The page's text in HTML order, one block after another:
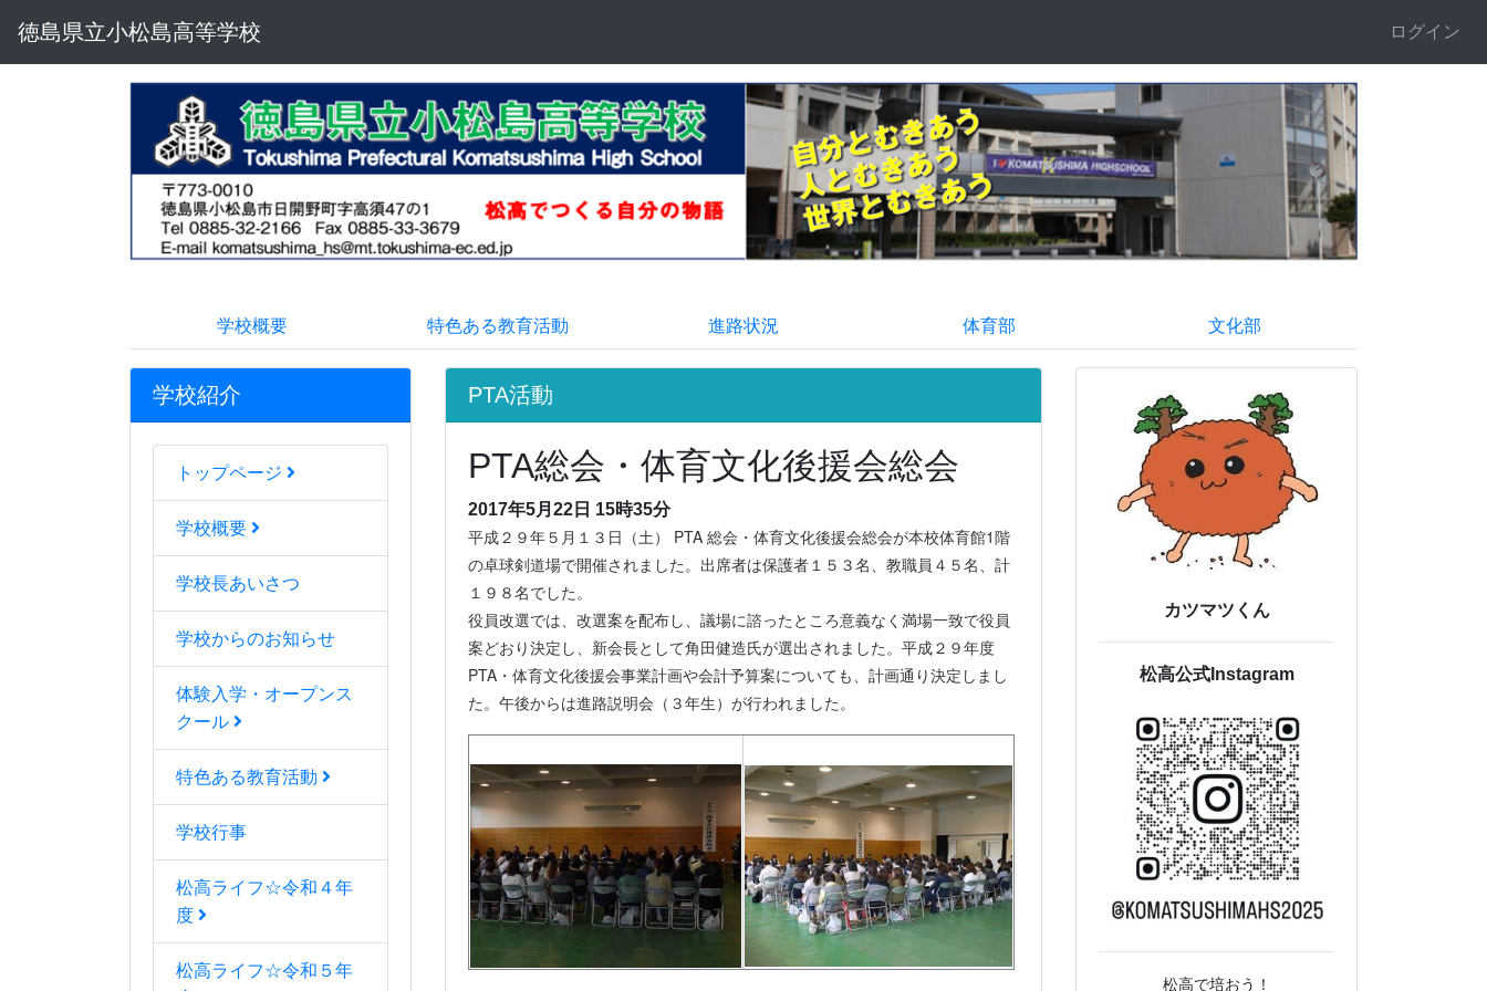
徳島県立小松島高等学校 ログイン
学校概要 特色ある教育活動 進路状況 体育部 文化部
学校紹介
トップページ
学校概要
学校長あいさつ
学校からのお知らせ
体験入学・オープンス
クール
特色ある教育活動
学校行事
松高ライフ☆令和４年
度
松高ライフ☆令和５年
PTA活動
PTA総会・体育文化後援会総会
2017年5月22日 15時35分
平成２９年５月１３日（土） PTA 総会・体育文化後援会総会が本校体育館1階
の卓球剣道場で開催されました。出席者は保護者１５３名、教職員４５名、計
１９８名でした。
役員改選では、改選案を配布し、議場に諮ったところ意義なく満場一致で役員
案どおり決定し、新会長として角田健造氏が選出されました。平成２９年度
PTA・体育文化後援会事業計画や会計予算案についても、計画通り決定しまし
た。午後からは進路説明会（３年生）が行われました。
カツマツくん
松高公式Instagram
松高で培おう！